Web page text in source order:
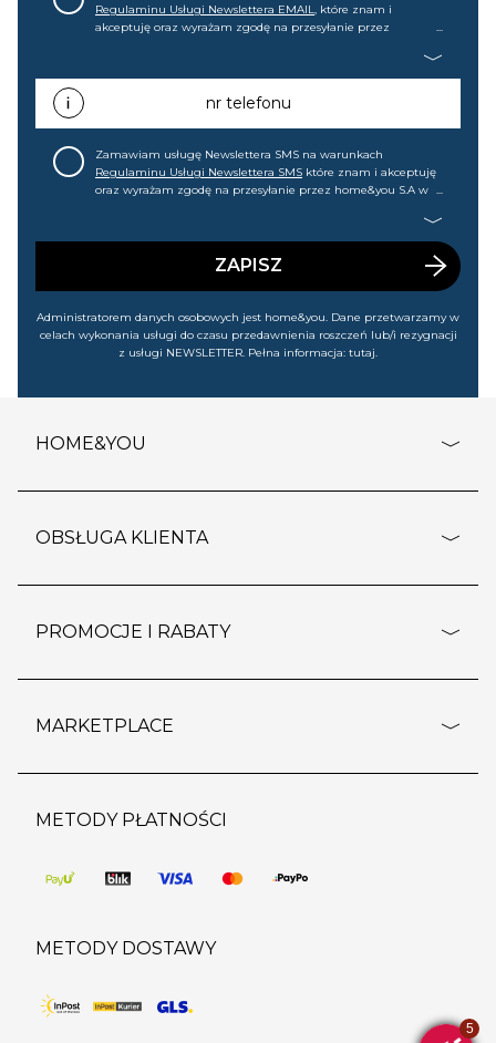
Regulaminu Usługi Newslettera EMAIL, które znam i
akceptuję oraz wyrażam zgodę na przesyłanie przez
promocjach, wyprzedażach). Wiem, że mogę tę zgodę w
każdej chwili cofnąć.nr telefonu
Zamawiam usługę Newslettera SMS na warunkach
Regulaminu Usługi Newslettera SMS które znam i akceptuję
oraz wyrażam zgodę na przesyłanie przez home&you S.A w
wyprzedażach). Wiem, że mogę tę zgodę w każdej chwili
ZAPISZ
Administratorem danych osobowych jest home&you. Dane przetwarzamy w
celach wykonania usługi do czasu przedawnienia roszczeń lub/i rezygnacji
z usługi NEWSLETTER. Pełna informacja: tutaj.
HOME&YOU
o firmie
polityka prywatności
kontakt
OBSŁUGA KLIENTA
dostawy i płatność
wypis z subskrypcji
regulamin sklepu
pozostałe regulaminy
PROMOCJE I RABATY
outlet
regulaminy promocji
MARKETPLACE
strefa marek
pomoc dla sprzedawców
METODY PŁATNOŚCI
METODY DOSTAWY